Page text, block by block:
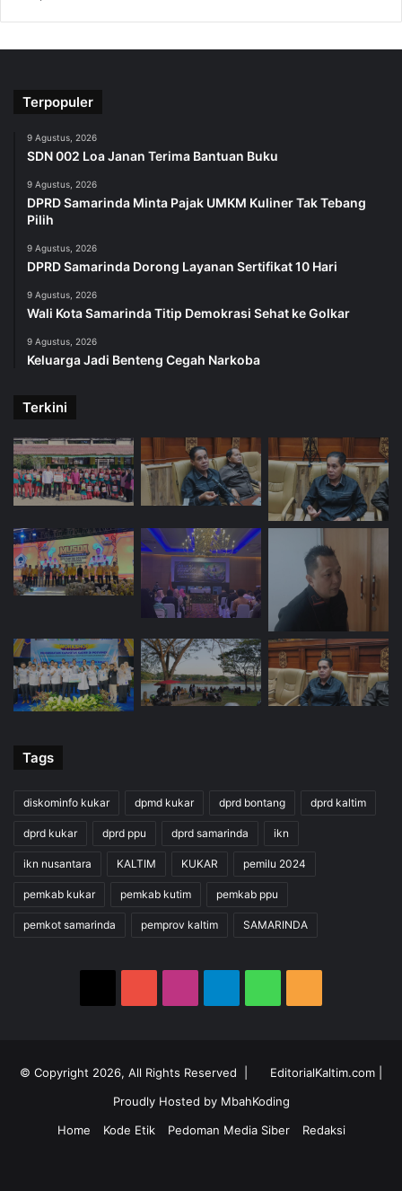
Terpopuler
9 Agustus, 2026
SDN 002 Loa Janan Terima Bantuan Buku
9 Agustus, 2026
DPRD Samarinda Minta Pajak UMKM Kuliner Tak Tebang
Pilih
9 Agustus, 2026
DPRD Samarinda Dorong Layanan Sertifikat 10 Hari
9 Agustus, 2026
Wali Kota Samarinda Titip Demokrasi Sehat ke Golkar
9 Agustus, 2026
Keluarga Jadi Benteng Cegah Narkoba
Terkini
Tags
diskominfo kukar dpmd kukar dprd bontang dprd kaltim
dprd kukar dprd ppu dprd samarinda ikn
ikn nusantara KALTIM KUKAR pemilu 2024
pemkab kukar pemkab kutim pemkab ppu
pemkot samarinda pemprov kaltim SAMARINDA
© Copyright 2026, All Rights Reserved | EditorialKaltim.com
Proudly Hosted by MbahKoding
Home
Kode Etik Pedoman Media Siber Redaksi